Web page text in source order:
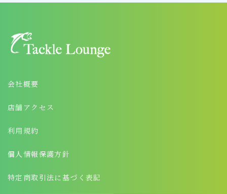
会社概要
店舗アクセス
利用規約
個人情報保護方針
特定商取引法に基づく表記